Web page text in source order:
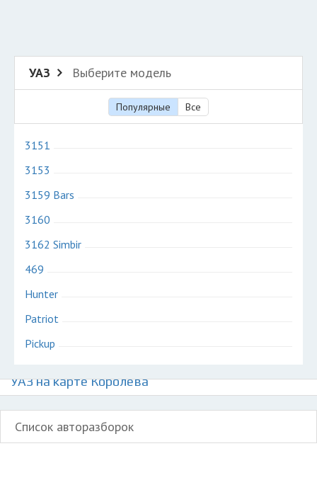
УАЗ Выберите модель
Популярные Все
3151
3153
3159 Bars
3160
3162 Simbir
469
Hunter
Patriot
Pickup
УАЗ на карте Королёва
Список авторазборок